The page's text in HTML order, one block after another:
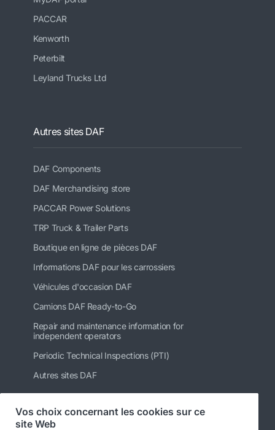
PACCAR
Kenworth
Peterbilt
Leyland Trucks Ltd
Autres sites DAF
DAF Components
DAF Merchandising store
PACCAR Power Solutions
TRP Truck & Trailer Parts
Boutique en ligne de pièces DAF
Informations DAF pour les carrossiers
Véhicules d'occasion DAF
Camions DAF Ready-to-Go
Repair and maintenance information for
independent operators
Periodic Technical Inspections (PTI)
Autres sites DAF
Vos choix concernant les cookies sur ce
site Web